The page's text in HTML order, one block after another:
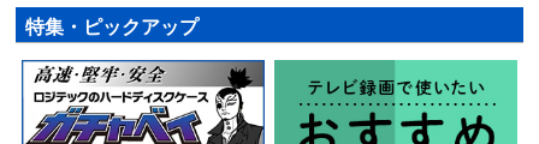
特集・ピックアップ